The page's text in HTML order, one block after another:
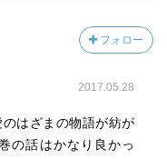
フォロー
2017.05.28
はざまの物語が紡が
の話はかなり良かっ